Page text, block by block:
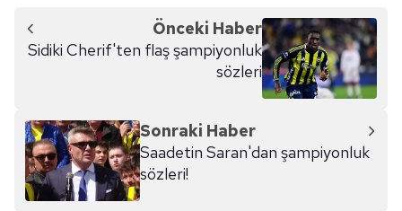
Önceki Haber
Sidiki Cherif'ten flaş şampiyonluk
sözleri
Sonraki Haber
Saadetin Saran'dan şampiyonluk
sözleri!